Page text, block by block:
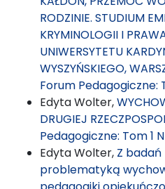
RODZINIE. STUDIUM
KRYMINOLOGII I
UNIWERSYTETU
WYSZYŃSKIEGO,
Forum Pedagogiczne:
Edyta Wolter,
DRUGIEJ
Pedagogiczne: Tom 1
Edyta Wolter, Z
problematyką